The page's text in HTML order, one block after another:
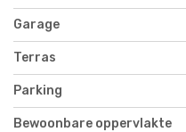
Garage
Terras
Parking
Bewoonbare oppervlakte